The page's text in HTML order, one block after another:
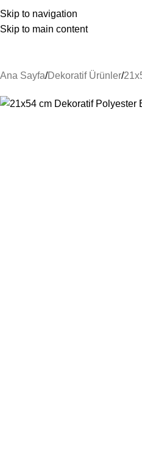
Skip to navigation
Skip to main content
Ana Sayfa Dekoratif Ürünler